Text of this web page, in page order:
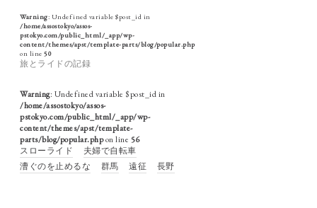
Warning: Undefined variable $post_id in
/home/assostokyo/assos-
pstokyo.com/public_html/_app/wp-
content/themes/apst/template-parts/blog/popular.php
on line 50
旅とライドの記録
Warning: Undefined variable $post_id in
/home/assostokyo/assos-
pstokyo.com/public_html/_app/wp-
content/themes/apst/template-
parts/blog/popular.phpon line 56
スローライド
夫婦で自転車
漕ぐのを止めるな
群馬 遠征 長野